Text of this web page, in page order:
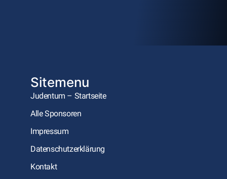
Sitemenu
Judentum – Startseite
Alle Sponsoren
Impressum
Datenschutzerklärung
Kontakt